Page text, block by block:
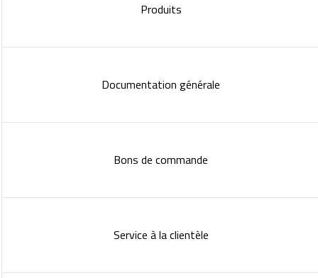
Produits
Documentation générale
Bons de commande
Service à la clientèle